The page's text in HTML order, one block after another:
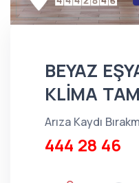
BEYAZ
KLİMA
Arıza Kaydı
444 28 46